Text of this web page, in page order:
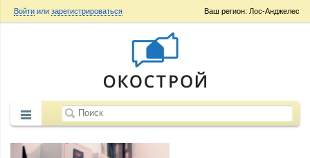
Ваш регион: Лос-Анджелес
Войти или зарегистрироваться